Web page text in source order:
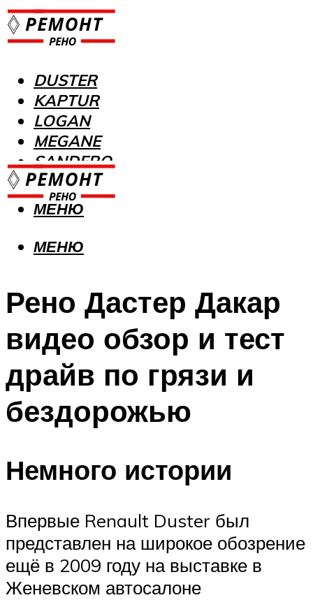
DUSTER
KAPTUR
LOGAN
MEGANE
SANDERO
МЕНЮ
МЕНЮ
Рено Дастер Дакар
видео обзор и тест
драйв по грязи и
бездорожью
Немного истории
Впервые Renault Duster был
представлен на широкое обозрение
ещё в 2009 году на выставке в
Женевском автосалоне